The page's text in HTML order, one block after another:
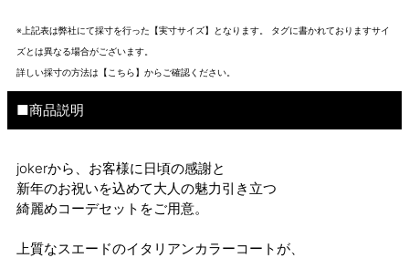
※上記表は弊社にて採寸を行った【実寸サイズ】となります。 タグに書かれておりますサイ
ズとは異なる場合がございます。
詳しい採寸の方法は 【こちら】から ご確認ください。
■商品説明
jokerから、お客様に日頃の感謝と
新年のお祝いを込めて大人の魅力引き立つ
綺麗めコーデセットをご用意。
上質なスエードのイタリアンカラーコートが、